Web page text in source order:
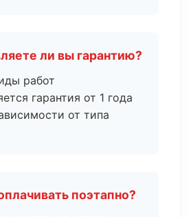
ли вы гарантию?
работ
гарантия от 1 года
от типа
поэтапно?